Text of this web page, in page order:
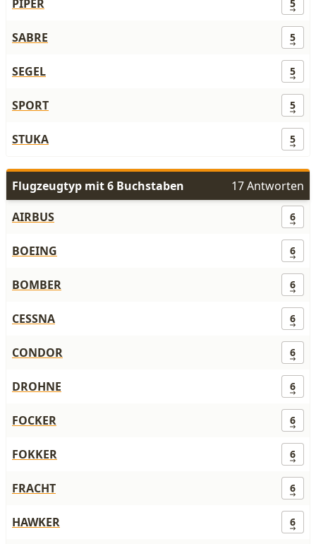
PIPER 5
SABRE 5
SEGEL 5
SPORT 5
STUKA 5
Flugzeugtyp mit 6 Buchstaben
17 Antworten
AIRBUS
6
BOEING 6
BOMBER 6
CESSNA 6
CONDOR 6
DROHNE 6
FOCKER 6
FOKKER 6
FRACHT 6
HAWKER 6